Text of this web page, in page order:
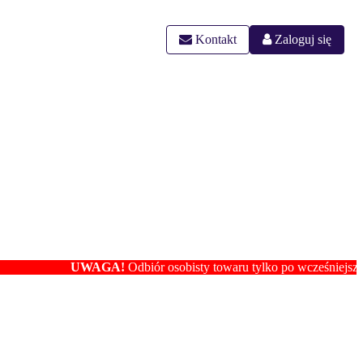
Kontakt Zaloguj się
UWAGA!Odbiór osobisty towaru tylko po wcześniejszym